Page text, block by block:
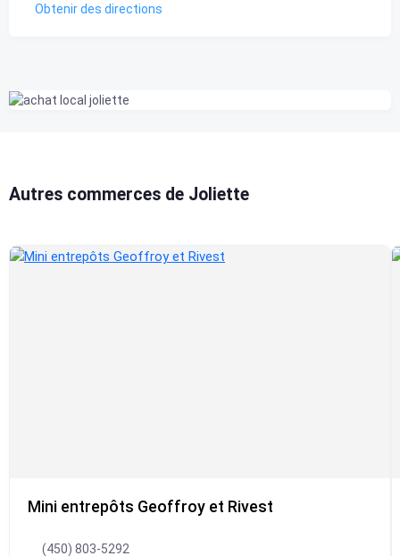
Obtenir des directions
Autres commerces de Joliette
Mini entrepôts Geoffroy et Rivest
(450) 803-5292